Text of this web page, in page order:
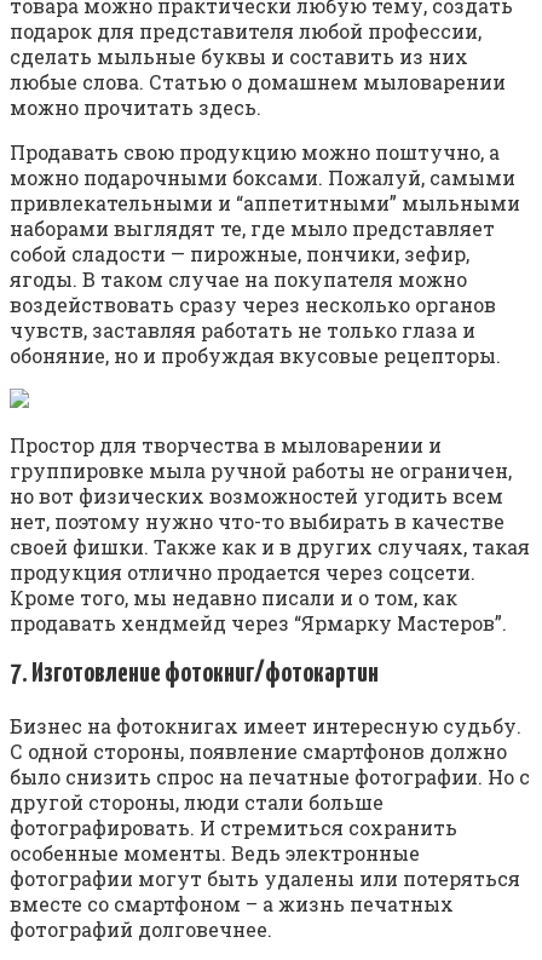
товара можно практически любую тему, создать
подарок для представителя любой профессии,
сделать мыльные буквы и составить из них
любые слова. Статью о домашнем мыловарении
можно прочитать здесь.
Продавать свою продукцию можно поштучно, а
можно подарочными боксами. Пожалуй, самыми
привлекательными и “аппетитными” мыльными
наборами выглядят те, где мыло представляет
собой сладости — пирожные, пончики, зефир,
ягоды. В таком случае на покупателя можно
воздействовать сразу через несколько органов
чувств, заставляя работать не только глаза и
обоняние, но и пробуждая вкусовые рецепторы.
Простор для творчества в мыловарении и
группировке мыла ручной работы не ограничен,
но вот физических возможностей угодить всем
нет, поэтому нужно что-то выбирать в качестве
своей фишки. Также как и в других случаях, такая
продукция отлично продается через соцсети.
Кроме того, мы недавно писали и о том, как
продавать хендмейд через “Ярмарку Мастеров”.
7. Изготовление фотокниг/фотокартин
Бизнес на фотокнигах имеет интересную судьбу.
С одной стороны, появление смартфонов должно
было снизить спрос на печатные фотографии. Но с
другой стороны, люди стали больше
фотографировать. И стремиться сохранить
особенные моменты. Ведь электронные
фотографии могут быть удалены или потеряться
вместе со смартфоном – а жизнь печатных
фотографий долговечнее.